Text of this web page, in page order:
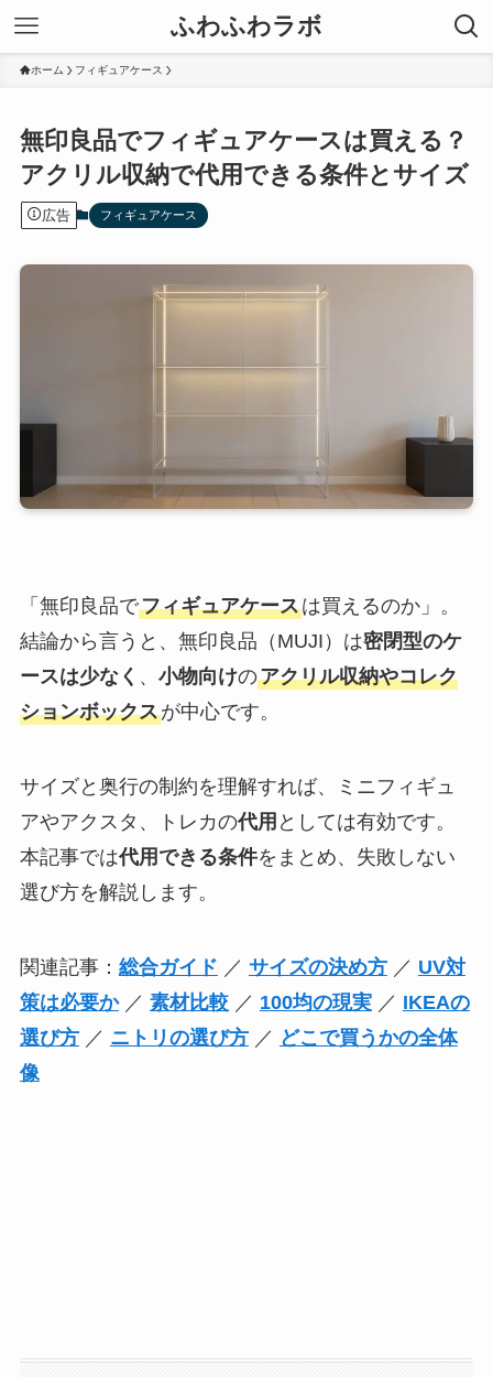
ふわふわラボ
ホーム フィギュアケース
無印良品でフィギュアケースは買える？
アクリル収納で代用できる条件とサイズ
広告 フィギュアケース
「無印良品でフィギュアケースは買えるのか」。
結論から言うと、無印良品（MUJI）は密閉型のケ
ースは少なく 、 小物向けのアクリル収納やコレク
ションボックスが中心です。
サイズと奥行の制約を理解すれば、ミニフィギュ
アやアクスタ、トレカの代用 としては有効です。
本記事では代用できる条件をまとめ、失敗しない
選び方を解説します。
関連記事： 総合ガイド ／ サイズの決め方／ UV対
策は必要か／ 素材比較／ 100均の現実／ IKEAの
選び方／ ニトリの選び方／ どこで買うかの全体
像